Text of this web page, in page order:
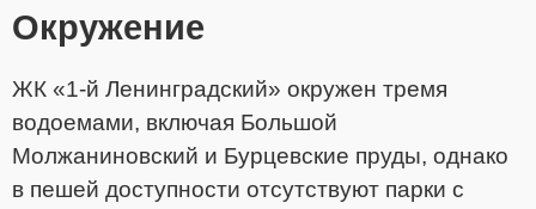
Окружение
ЖК «1-й Ленинградский» окружен тремя
водоемами, включая Большой
Молжаниновский и Бурцевские пруды, однако
в пешей доступности отсутствуют парки с